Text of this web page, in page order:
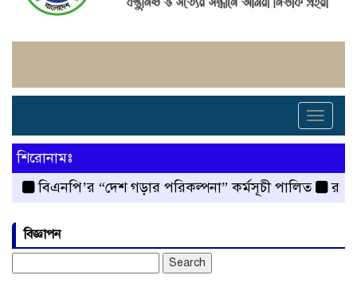
Toggle
শিরোনামঃ
বিএনপি’র “দেশ গড়ার পরিকল্পনা” কর্মসূচী পালিত
রংপুর
বিজ্ঞাপন
for: